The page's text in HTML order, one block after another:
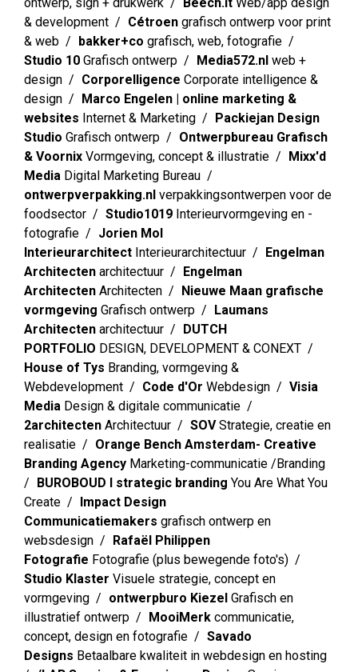
& development
Cétroen grafisch ontwerp voor print
& web
bakker+co grafisch, web, fotografie
Studio 10 Grafisch ontwerp Media572.nl web +
design
Corporelligence Corporate intelligence &
design
Marco Engelen | online marketing &
websites Internet & Marketing
Packiejan Design
Studio Grafisch ontwerp
Ontwerpbureau Grafisch
& Voornix Vormgeving, concept & illustratie
Mixx'd
Media Digital Marketing Bureau
ontwerpverpakking.nl verpakkingsontwerpen voor de
foodsector
Studio1019 Interieurvormgeving en -
fotografie
Jorien Mol
Interieurarchitect Interieurarchitectuur
Engelman
Architecten architectuur
Engelman
Architecten Architecten
Nieuwe Maan grafische
vormgeving Grafisch ontwerp
Laumans
Architecten architectuur
DUTCH
PORTFOLIO DESIGN, DEVELOPMENT & CONEXT
House of Tys Branding, vormgeving &
Webdevelopment
Code d'Or Webdesign
Visia
Media Design & digitale communicatie
2architecten Architectuur SOV Strategie, creatie en
realisatie
Orange Bench Amsterdam- Creative
Branding Agency Marketing-communicatie /Branding
BUROBOUD I strategic branding You Are What You
Create
Impact Design
Communicatiemakers grafisch ontwerp en
websdesign
Rafaël Philippen
Fotografie Fotografie (plus bewegende foto's)
Studio Klaster Visuele strategie, concept en
vormgeving
ontwerpburo Kiezel Grafisch en
illustratief ontwerp
MooiMerk communicatie,
concept, design en fotografie
Savado
Designs Betaalbare kwaliteit in webdesign en hosting